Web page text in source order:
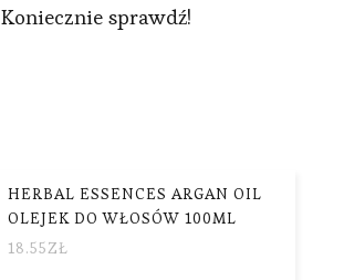
Koniecznie sprawdź!
HERBAL ESSENCES ARGAN OIL
OLEJEK DO WŁOSÓW 100ML
18.55ZŁ